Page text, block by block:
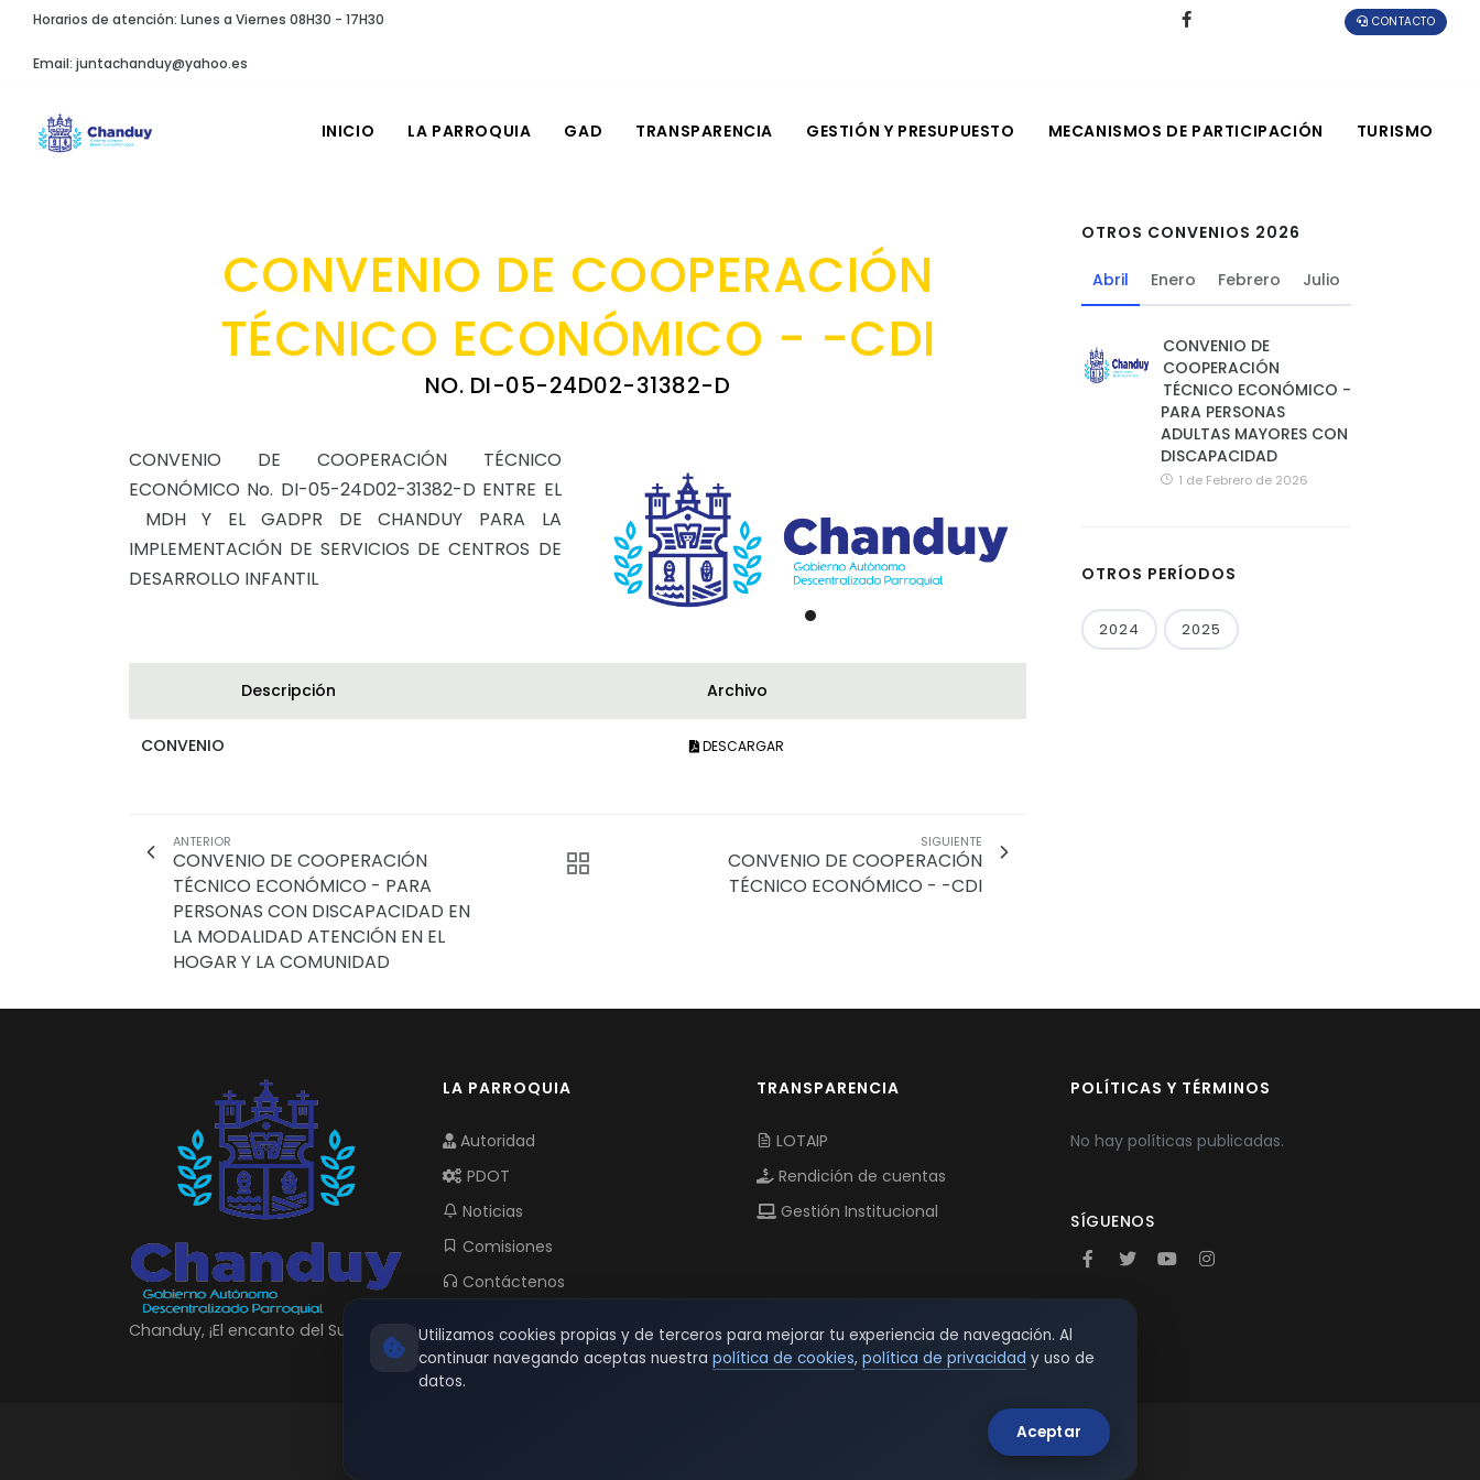
Horarios de atención: Lunes a Viernes 08H30 - 17H30
Email: juntachanduy@yahoo.es
CONTACTO
INICIO LA PARROQUIA GAD TRANSPARENCIA GESTIÓN Y PRESUPUESTO MECANISMOS DE PARTICIPACIÓN TURISMO
CONVENIO DE COOPERACIÓN
TÉCNICO ECONÓMICO - -CDI
NO. DI-05-24D02-31382-D
CONVENIO DE COOPERACIÓN TÉCNICO
ECONÓMICO No. DI-05-24D02-31382-D ENTRE EL
MDH Y EL GADPR DE CHANDUY PARA LA
IMPLEMENTACIÓN DE SERVICIOS DE CENTROS DE
DESARROLLO INFANTIL
Descripción Archivo
CONVENIO DESCARGAR
ANTERIOR
CONVENIO DE COOPERACIÓN
TÉCNICO ECONÓMICO - PARA
PERSONAS CON DISCAPACIDAD EN
LA MODALIDAD ATENCIÓN EN EL
HOGAR Y LA COMUNIDAD
SIGUIENTE
CONVENIO DE COOPERACIÓN
TÉCNICO ECONÓMICO - -CDI
OTROS CONVENIOS 2026
Abril Enero Febrero Julio
CONVENIO DE
COOPERACIÓN
TÉCNICO ECONÓMICO -
PARA PERSONAS
ADULTAS MAYORES CON
DISCAPACIDAD
1 de Febrero de 2026
OTROS PERÍODOS
2024 2025
Chanduy, ¡El encanto del Sur!
LA PARROQUIA
Autoridad
PDOT
Noticias
Comisiones
Contáctenos
TRANSPARENCIA
LOTAIP
Rendición de cuentas
Gestión Institucional
POLÍTICAS Y TÉRMINOS
No hay políticas publicadas.
SÍGUENOS
Utilizamos cookies propias y de terceros para mejorar tu experiencia de navegación. Al
continuar navegando aceptas nuestra política de cookies, política de privacidad y uso de
datos.
Aceptar